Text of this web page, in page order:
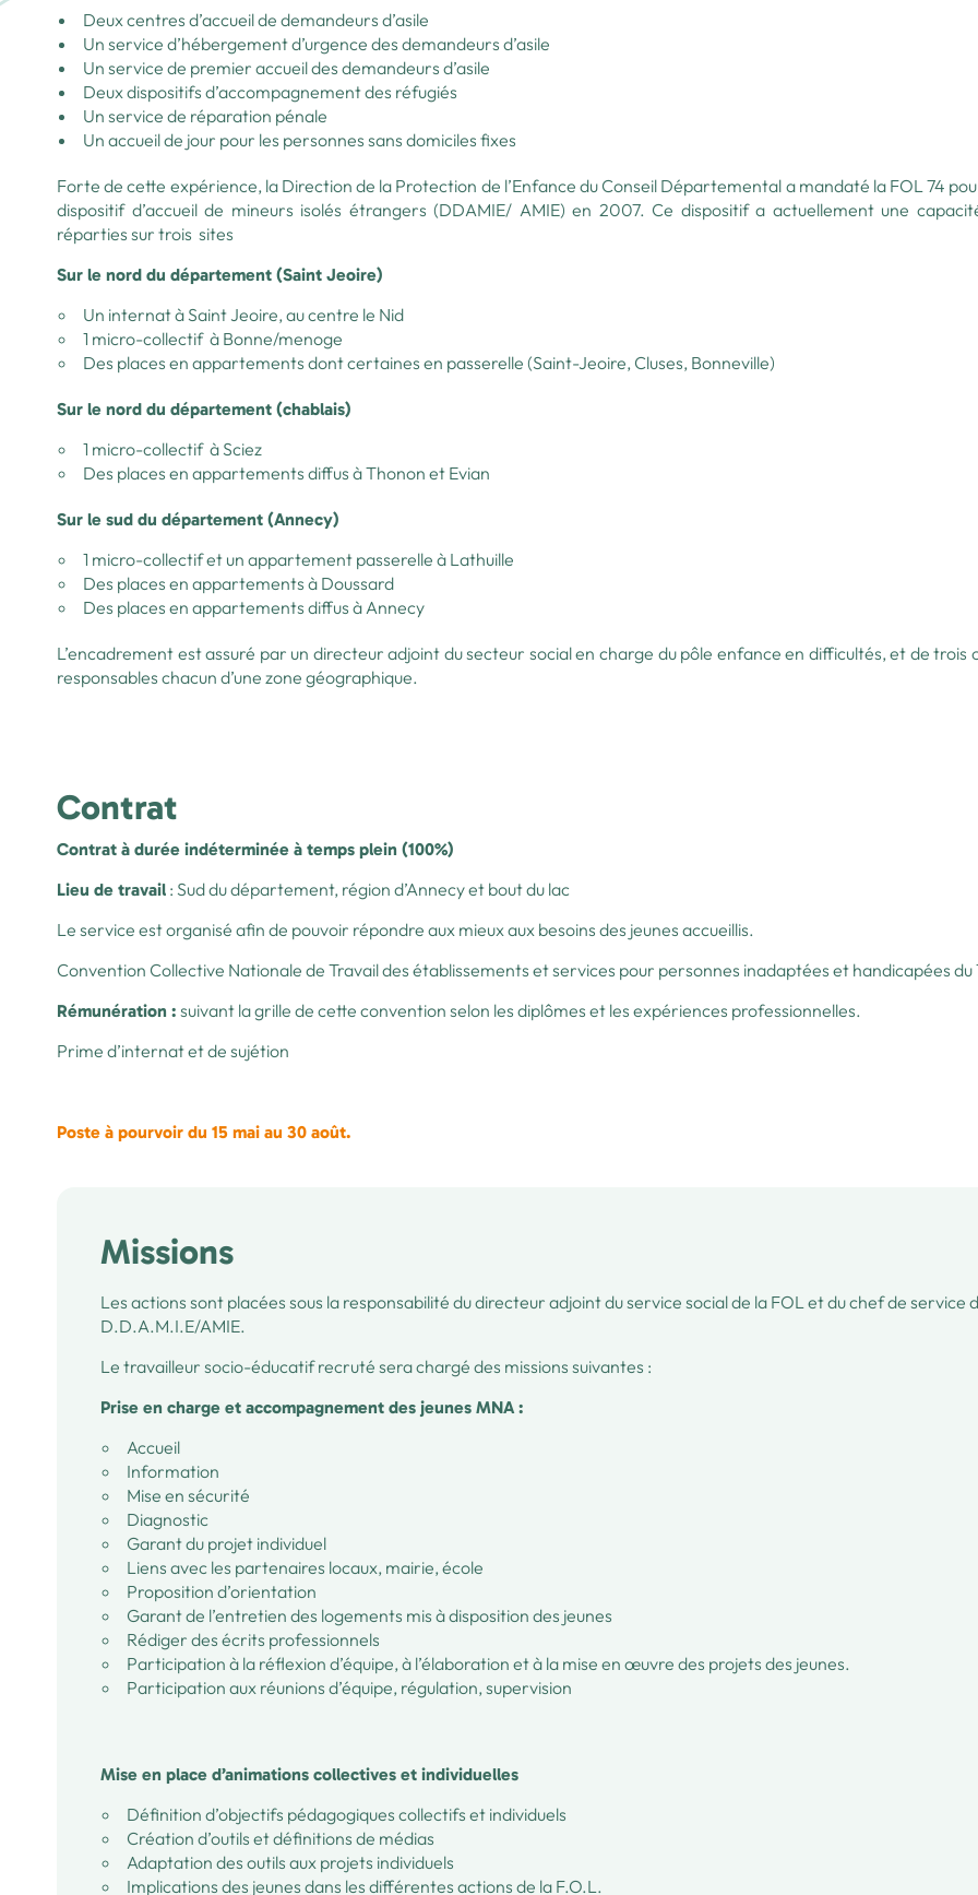
Deux centres d’accueil de demandeurs d’asile
Un service d’hébergement d’urgence des demandeurs d’asile
Un service de premier accueil des demandeurs d’asile
Deux dispositifs d’accompagnement des réfugiés
Un service de réparation pénale
Un accueil de jour pour les personnes sans domiciles fixes
Forte de cette expérience, la Direction de la Protection de l’Enfance du Conseil Départemental a mandaté la FOL 74
dispositif d’accueil de mineurs isolés étrangers (DDAMIE/ AMIE) en 2007. Ce dispositif a actuellement une
réparties sur trois sites
Sur le nord du département (Saint Jeoire)
Un internat à Saint Jeoire, au centre le Nid
1 micro-collectif à Bonne/menoge
Des places en appartements dont certaines en passerelle (Saint-Jeoire, Cluses, Bonneville)
Sur le nord du département (chablais)
1 micro-collectif à Sciez
Des places en appartements diffus à Thonon et Evian
Sur le sud du département (Annecy)
1 micro-collectif et un appartement passerelle à Lathuille
Des places en appartements à Doussard
Des places en appartements diffus à Annecy
L’encadrement est assuré par un directeur adjoint du secteur social en charge du pôle enfance en difficultés, et de trois
responsables chacun d’une zone géographique.
Contrat
Contrat à durée indéterminée à temps plein (100%)
Lieu de travail : Sud du département, région d’Annecy et bout du lac
Le service est organisé afin de pouvoir répondre aux mieux aux besoins des jeunes accueillis.
Convention Collective Nationale de Travail des établissements et services pour personnes inadaptées et handicapées du
Rémunération : suivant la grille de cette convention selon les diplômes et les expériences professionnelles.
Prime d’internat et de sujétion
Poste à pourvoir du 15 mai au 30 août.
Missions
Les actions sont placées sous la responsabilité du directeur adjoint du service social de la FOL et du chef de service
D.D.A.M.I.E/AMIE.
Le travailleur socio-éducatif recruté sera chargé des missions suivantes :
Prise en charge et accompagnement des jeunes MNA :
Accueil
Information
Mise en sécurité
Diagnostic
Garant du projet individuel
Liens avec les partenaires locaux, mairie, école
Proposition d’orientation
Garant de l’entretien des logements mis à disposition des jeunes
Rédiger des écrits professionnels
Participation à la réflexion d’équipe, à l’élaboration et à la mise en œuvre des projets des jeunes.
Participation aux réunions d’équipe, régulation, supervision
Mise en place d’animations collectives et individuelles
Définition d’objectifs pédagogiques collectifs et individuels
Création d’outils et définitions de médias
Adaptation des outils aux projets individuels
Implications des jeunes dans les différentes actions de la F.O.L.